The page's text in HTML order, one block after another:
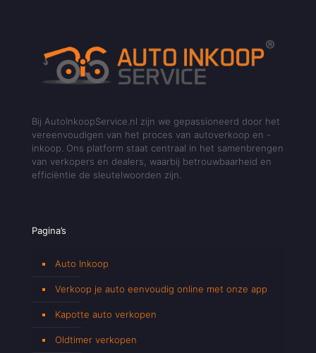
Bij AutoInkoopService.nl zijn we gepassioneerd door het
vereenvoudigen van het proces van autoverkoop en -
inkoop. Ons platform staat centraal in het samenbrengen
van verkopers en dealers, waarbij betrouwbaarheid en
efficiëntie de sleutelwoorden zijn.
Pagina’s
Auto Inkoop
Verkoop je auto eenvoudig online met onze app
Kapotte auto verkopen
Oldtimer verkopen